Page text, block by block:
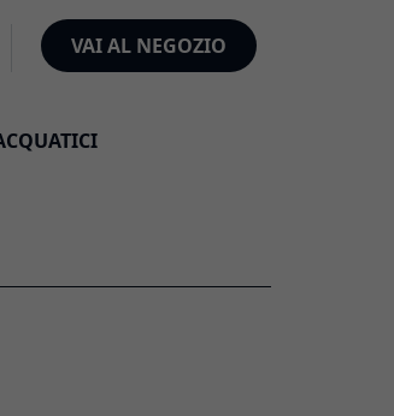
VAI AL NEGOZIO